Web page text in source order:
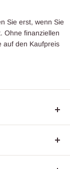
zeitnahe